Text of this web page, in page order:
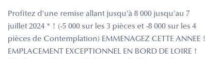
Profitez d'une remise allant jusqu'à 8 000 jusqu'au 7
juillet 2024 * ! (-5 000 sur les 3 pièces et -8 000 sur les 4
pièces de Contemplation) EMMENAGEZ CETTE ANNEE !
EMPLACEMENT EXCEPTIONNEL EN BORD DE LOIRE !